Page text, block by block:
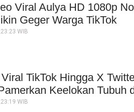
Viral Aulya HD 1080p
Geger Warga TikTok
WIB
TikTok Hingga X
Keelokan Tubuh
WIB